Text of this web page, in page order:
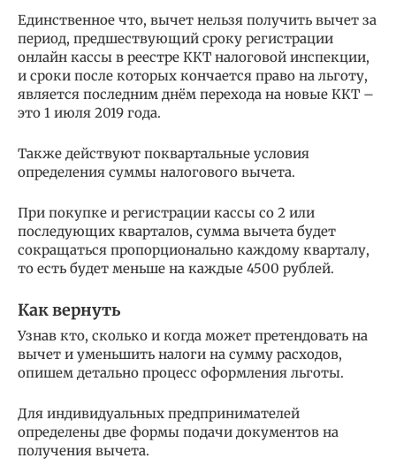
Единственное что, вычет нельзя получить вычет за
период, предшествующий сроку регистрации
онлайн кассы в реестре ККТ налоговой инспекции,
и сроки после которых кончается право на льготу,
является последним днём перехода на новые ККТ –
это 1 июля 2019 года.
Также действуют поквартальные условия
определения суммы налогового вычета.
При покупке и регистрации кассы со 2 или
последующих кварталов, сумма вычета будет
сокращаться пропорционально каждому кварталу,
то есть будет меньше на каждые 4500 рублей.
Как вернуть
Узнав кто, сколько и когда может претендовать на
вычет и уменьшить налоги на сумму расходов,
опишем детально процесс оформления льготы.
Для индивидуальных предпринимателей
определены две формы подачи документов на
получения вычета.